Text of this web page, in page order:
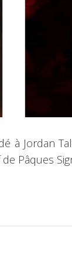
à Jordan
Pâques